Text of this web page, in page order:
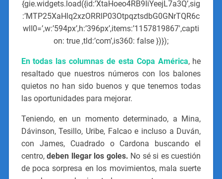
{gie.widgets.load({id:’XtaHoeo4RB9IiYeejL7a3Q’,sig
:’MTP25XaHlq2xzORRlP03OtpqztsdbG0GNrTQR6c
wlI0=’,w:’594px’,h:’396px’,items:’1157819867′,capti
on: true ,tld:’com’,is360: false })});
En todas las columnas de esta Copa América, he
resaltado que nuestros números con los balones
quietos no han sido buenos y que tenemos todas
las oportunidades para mejorar.
Teniendo, en un momento determinado, a Mina,
Dávinson, Tesillo, Uribe, Falcao e incluso a Duván,
con James, Cuadrado o Cardona buscando el
centro,deben llegar los goles. No sé si es cuestión
de poca sorpresa en los movimientos, mala suerte